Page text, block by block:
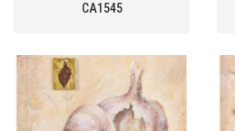
CA1545